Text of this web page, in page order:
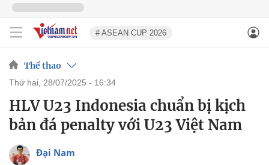
# ASEAN CUP 2026
Thể thao
thứ hai, 28/07/2025 - 16:34
HLV U23 Indonesia chuẩn bị kịch
bản đá penalty với U23 Việt Nam
Đại Nam